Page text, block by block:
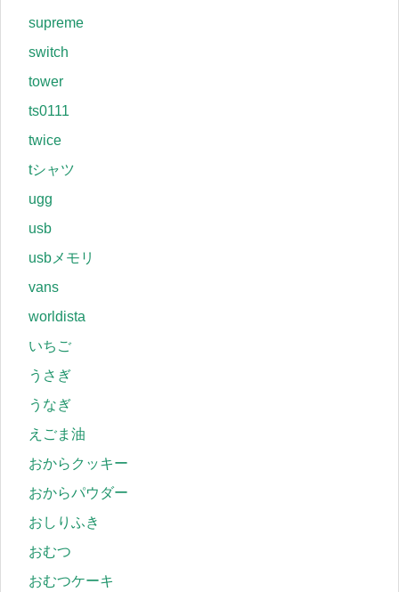
supreme
switch
tower
ts0111
twice
tシャツ
ugg
usb
usbメモリ
vans
worldista
いちご
うさぎ
うなぎ
えごま油
おからクッキー
おからパウダー
おしりふき
おむつ
おむつケーキ